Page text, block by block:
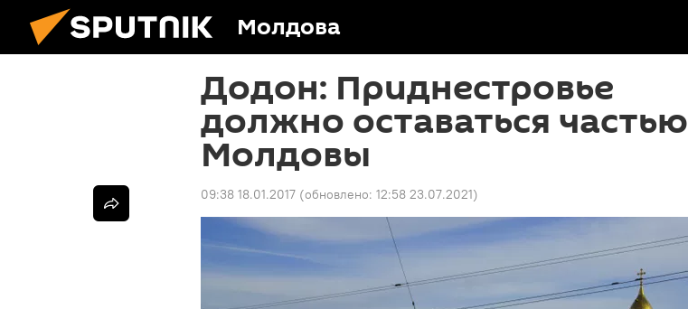
Молдова
Додон: Приднестровье
должно оставаться частью
Молдовы
09:38 18.01.2017 (обновлено: 12:58 23.07.2021)